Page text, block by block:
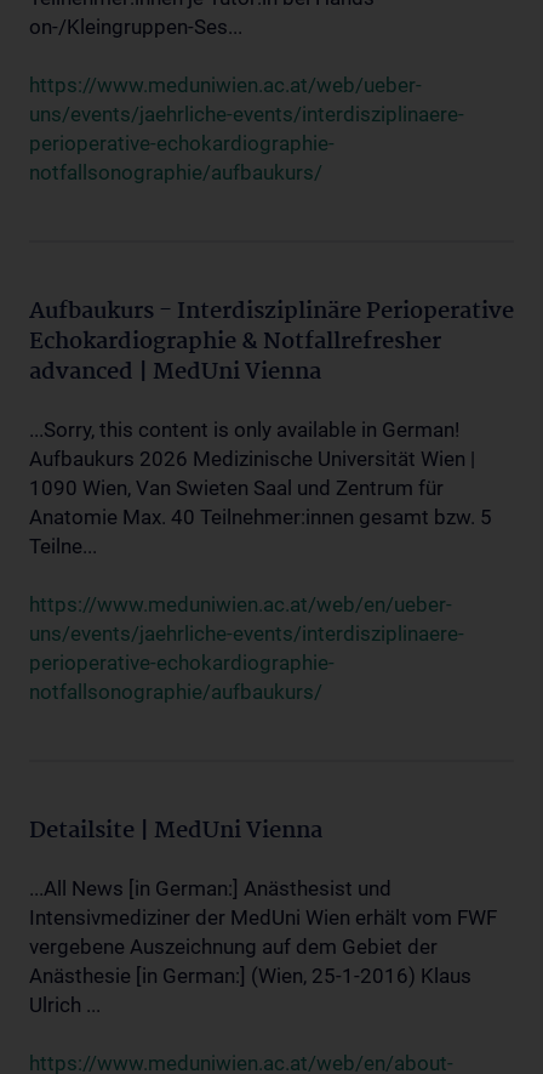
on-/Kleingruppen-Ses...
https://www.meduniwien.ac.at/web/ueber-
uns/events/jaehrliche-events/interdisziplinaere-
perioperative-echokardiographie-
notfallsonographie/aufbaukurs/
Aufbaukurs - Interdisziplinäre Perioperative
Echokardiographie & Notfallrefresher
advanced | MedUni Vienna
...Sorry, this content is only available in German!
Aufbaukurs 2026 Medizinische Universität Wien |
1090 Wien, Van Swieten Saal und Zentrum für
Anatomie Max. 40 Teilnehmer:innen gesamt bzw. 5
Teilne...
https://www.meduniwien.ac.at/web/en/ueber-
uns/events/jaehrliche-events/interdisziplinaere-
perioperative-echokardiographie-
notfallsonographie/aufbaukurs/
Detailsite | MedUni Vienna
...All News [in German:] Anästhesist und
Intensivmediziner der MedUni Wien erhält vom FWF
vergebene Auszeichnung auf dem Gebiet der
Anästhesie [in German:] (Wien, 25-1-2016) Klaus
Ulrich ...
https://www.meduniwien.ac.at/web/en/about-